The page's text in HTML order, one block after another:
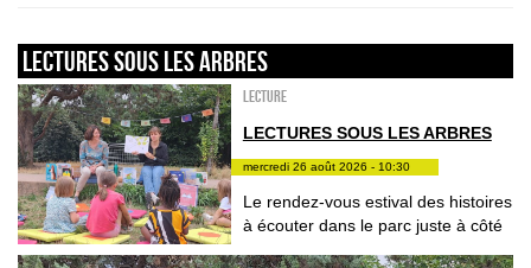
LECTURES SOUS LES ARBRES
Lecture
LECTURES SOUS LES ARBRES
mercredi 26 août 2026 - 10:30
Le rendez-vous estival des histoires
à écouter dans le parc juste à côté